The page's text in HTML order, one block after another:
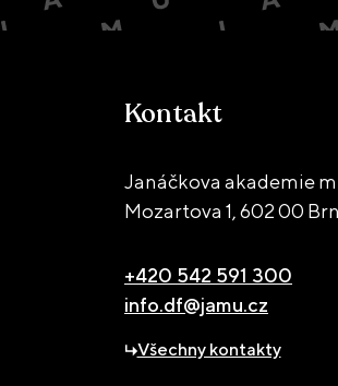
Kontakt
Janáčkova akademie
Mozartova 1,602 00
+420 542 591 300
info.df@jamu.cz
Všechny kontakty